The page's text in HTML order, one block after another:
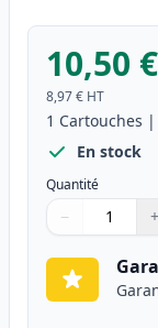
10,50 €
8,97 € HT
1 Cartouches |
En stock
Quantité
Quantité
Utilisez les
− +
Quantité